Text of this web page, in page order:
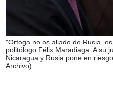
"Ortega no es aliado de Rusia,
politólogo Félix Maradiaga. A su
Nicaragua y Rusia pone en
Archivo)